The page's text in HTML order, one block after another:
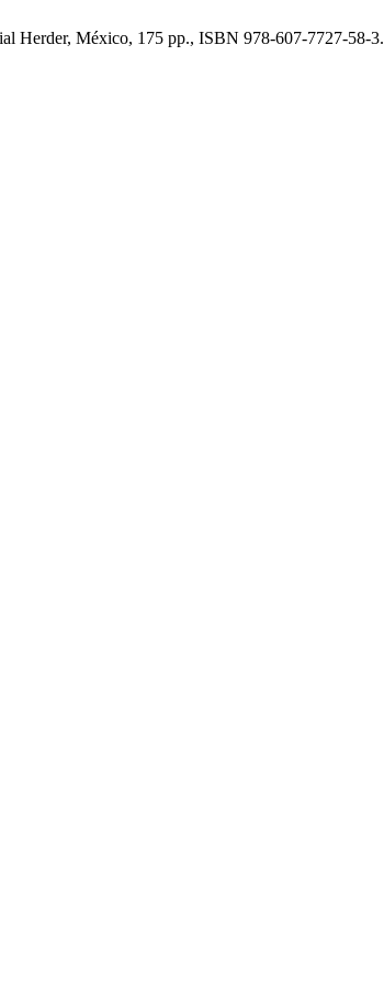
Herder, México, 175 pp., ISBN 978-607-7727-58-3.